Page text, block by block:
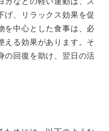
げ、リラックス効果を促
を中心とした食事は、必
える効果があります。そ
の回復を助け、翌日の活